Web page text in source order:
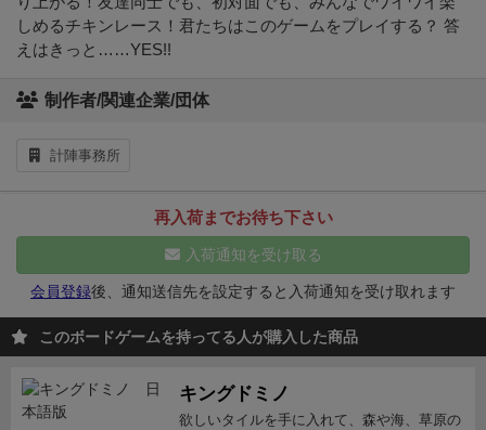
しめるチキンレース！君たちはこのゲームをプレイする？ 答
えはきっと……YES!!
制作者/関連企業/団体
計陣事務所
再入荷までお待ち下さい
入荷通知を受け取る
会員登録後、通知送信先を設定すると入荷通知を受け取れます
このボードゲームを持ってる人が購入した商品
キングドミノ
欲しいタイルを手に入れて、森や海、草原の